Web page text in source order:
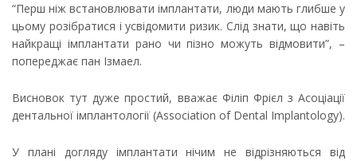
“Перш ніж встановлювати імплантати, люди мають глибше у
цьому розібратися і усвідомити ризик. Слід знати, що навіть
найкращі імплантати рано чи пізно можуть відмовити”, –
попереджає пан Ізмаел.
Висновок тут дуже простий, вважає Філіп Фрієл з Асоціації
дентальної імплантології (Association of Dental Implantology).
У плані догляду імплантати нічим не відрізняються від